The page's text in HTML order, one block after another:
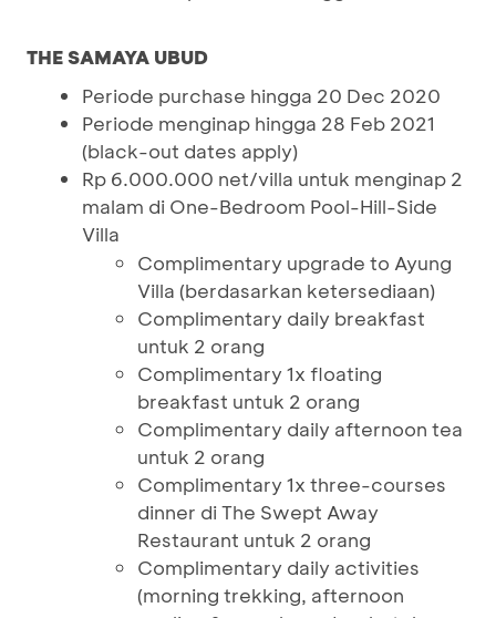
THE SAMAYA UBUD
Periode purchase hingga 20 Dec 2020
Periode menginap hingga 28 Feb 2021
(black-out dates apply)
Rp 6.000.000 net/villa untuk menginap 2
malam di One-Bedroom Pool-Hill-Side
Villa
Complimentary upgrade to Ayung
Villa (berdasarkan ketersediaan)
Complimentary daily breakfast
untuk 2 orang
Complimentary 1x floating
breakfast untuk 2 orang
Complimentary daily afternoon tea
untuk 2 orang
Complimentary 1x three-courses
dinner di The Swept Away
Restaurant untuk 2 orang
Complimentary daily activities
(morning trekking, afternoon